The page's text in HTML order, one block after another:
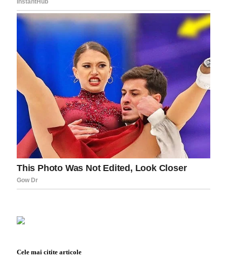
Cele mai citite articole